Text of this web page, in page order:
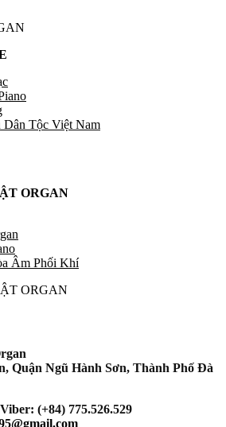
Tộc Việt Nam
ORGAN
Âm Phối Khí
ORGAN
Quận Ngũ Hành Sơn, Thành Phố Đà
(+84) 775.526.529